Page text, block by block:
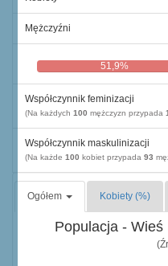
Mężczyźni
51,9%
Współczynnik feminizacji
(Na każdych 100 mężczyzn przypada
Współczynnik maskulinizacji
(Na każde 100 kobiet przypada 93
Ogółem Kobiety (%)
Populacja -